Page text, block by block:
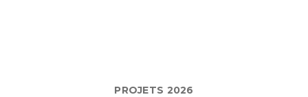
PROJETS 2026